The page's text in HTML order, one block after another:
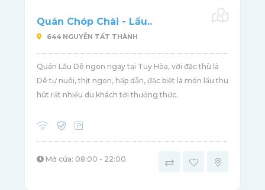
Quán Chóp Chài - Lẩu..
644 NGUYỄN TẤT THÀNH
Quán Lẩu Dê ngon ngay tại Tuy Hòa, với đặc thù là
Dê tự nuôi, thịt ngon, hấp dẫn, đặc biệt là món lẩu thu
hút rất nhiều du khách tới thưởng thức.
Mở cửa: 08:00 - 22:00